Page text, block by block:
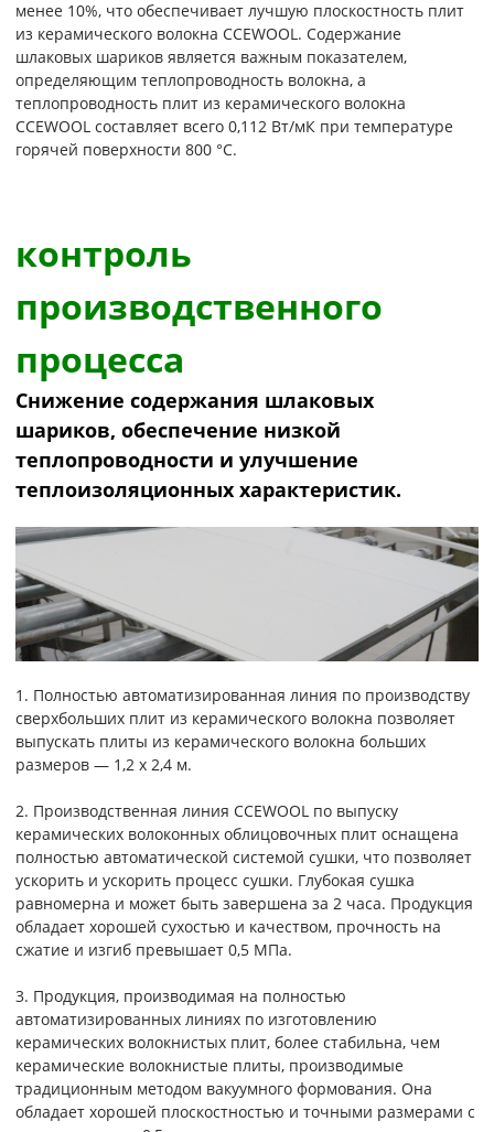
менее 10%, что обеспечивает лучшую плоскостность плит
из керамического волокна CCEWOOL. Содержание
шлаковых шариков является важным показателем,
определяющим теплопроводность волокна, а
теплопроводность плит из керамического волокна
CCEWOOL составляет всего 0,112 Вт/мК при температуре
горячей поверхности 800 °C.
контроль
производственного
процесса
Снижение содержания шлаковых
шариков, обеспечение низкой
теплопроводности и улучшение
теплоизоляционных характеристик.
1. Полностью автоматизированная линия по производству
сверхбольших плит из керамического волокна позволяет
выпускать плиты из керамического волокна больших
размеров — 1,2 х 2,4 м.
2. Производственная линия CCEWOOL по выпуску
керамических волоконных облицовочных плит оснащена
полностью автоматической системой сушки, что позволяет
ускорить и ускорить процесс сушки. Глубокая сушка
равномерна и может быть завершена за 2 часа. Продукция
обладает хорошей сухостью и качеством, прочность на
сжатие и изгиб превышает 0,5 МПа.
3. Продукция, производимая на полностью
автоматизированных линиях по изготовлению
керамических волокнистых плит, более стабильна, чем
керамические волокнистые плиты, производимые
традиционным методом вакуумного формования. Она
обладает хорошей плоскостностью и точными размерами с